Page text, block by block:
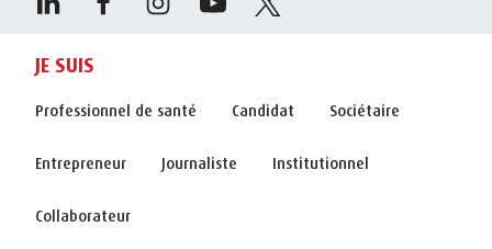
JE SUIS
Professionnel de santé Candidat Sociétaire
Entrepreneur Journaliste Institutionnel
Collaborateur